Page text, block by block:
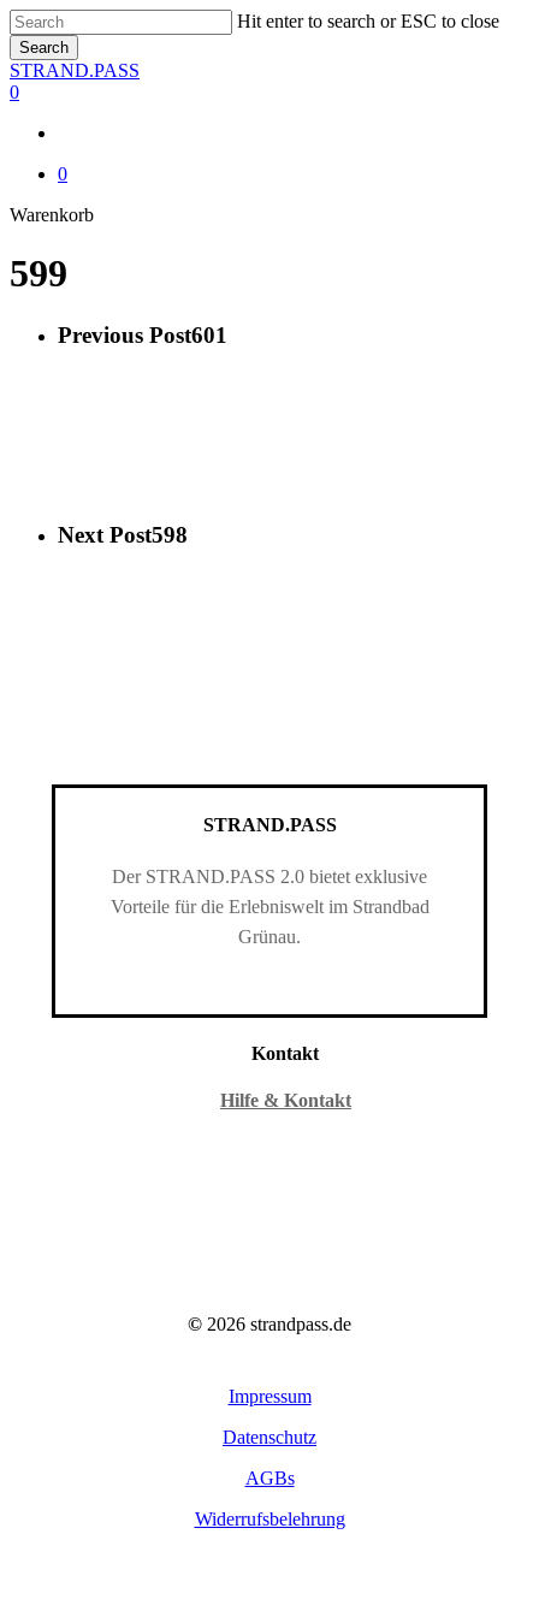
Skip
to
main
content
Hit enter to search or ESC to close
Search
Close
Search
STRAND.PASS
0
0
WarenkorbClose
599
Previous Post601
Next Post598
STRAND.PASS
Der STRAND.PASS 2.0 bietet exklusive
Vorteile für die Erlebniswelt im Strandbad
Grünau.
Kontakt
Hilfe & Kontakt
© 2026 strandpass.de
Impressum
Datenschutz
AGBs
Widerrufsbelehrung